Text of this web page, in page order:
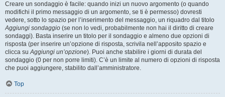
Creare un sondaggio è facile: quando inizi un nuovo argomento (o quando
modifichi il primo messaggio di un argomento, se ti è permesso) dovresti
vedere, sotto lo spazio per l’inserimento del messaggio, un riquadro dal titolo
Aggiungi sondaggio (se non lo vedi, probabilmente non hai il diritto di creare
sondaggi). Basta inserire un titolo per il sondaggio e almeno due opzioni di
risposta (per inserire un’opzione di risposta, scrivila nell’apposito spazio e
clicca suAggiungi un’opzione). Puoi anche stabilire i giorni di durata del
sondaggio (0 per non porre limiti). C’è un limite al numero di opzioni di risposta
che puoi aggiungere, stabilito dall’amministratore.
Top